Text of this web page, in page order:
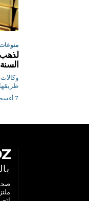
السنة
7 أغسطس 2026